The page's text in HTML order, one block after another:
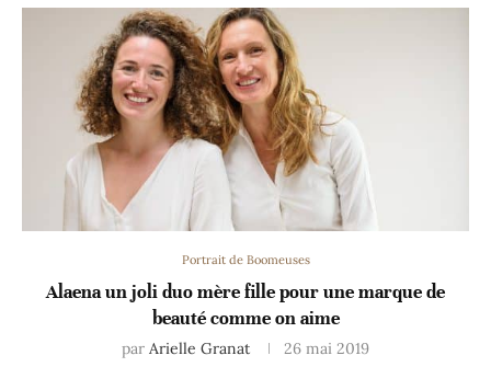
Portrait de Boomeuses
Alaena un joli duo mère fille pour une marque de
beauté comme on aime
par Arielle Granat 26 mai 2019